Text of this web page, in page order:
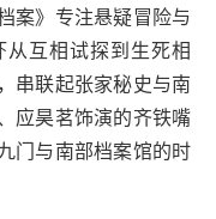
案》专注悬疑冒险与
互相试探到生死相
串联起张家秘史与南
应昊茗饰演的齐铁嘴
门与南部档案馆的时